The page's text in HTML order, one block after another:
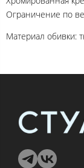
Ограничение по
Материал обивки: